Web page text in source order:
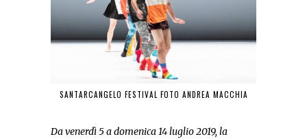
SANTARCANGELO FESTIVAL FOTO ANDREA MACCHIA
Da venerdì 5 a domenica 14 luglio 2019, la